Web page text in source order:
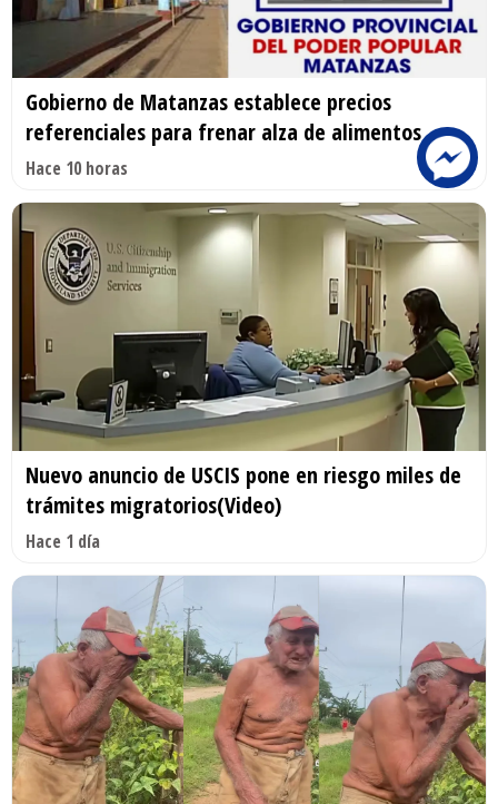
Gobierno de Matanzas establece precios
referenciales para frenar alza de alimentos
Hace 10 horas
Nuevo anuncio de USCIS pone en riesgo miles de
trámites migratorios(Video)
Hace 1 día